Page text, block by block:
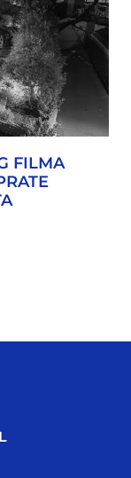
FILMA